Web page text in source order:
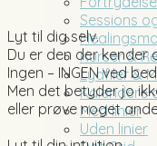
Sessions
Kurser &
Lydfiler &
Kalendere
Med linier
Uden linier
Lyt til dig selv.
Du er den der kender
Ingen – INGEN ved
Men det betyder jo
eller prøve noget